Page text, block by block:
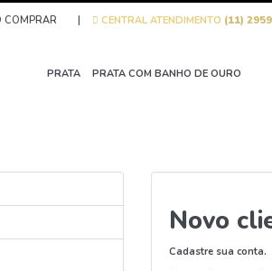
COMPRAR CENTRAL ATENDIMENTO (11)
PRATA PRATA COM BANHO DE OURO
Novo
Cadastre sua conta.